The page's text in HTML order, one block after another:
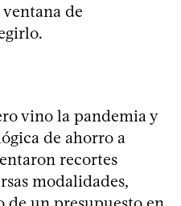
de
vino la pandemia y
de ahorro a
recortes
modalidades,